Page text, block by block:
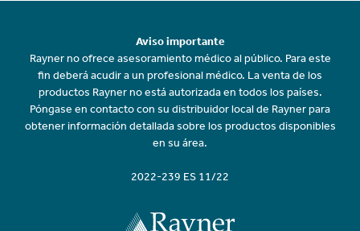
Aviso importante
Rayner no ofrece asesoramiento médico al público. Para este
fin deberá acudir a un profesional médico. La venta de los
productos Rayner no está autorizada en todos los países.
Póngase en contacto con su distribuidor local de Rayner para
obtener información detallada sobre los productos disponibles
en su área.
2022-239 ES 11/22